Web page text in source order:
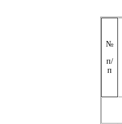
№
п/
п